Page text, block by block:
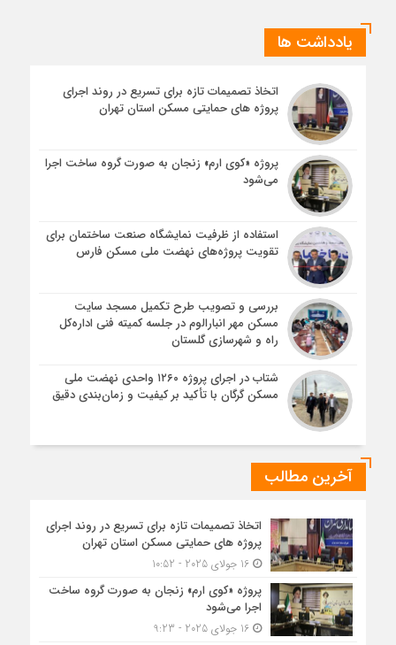
یادداشت ها
اتخاذ تصمیمات تازه برای تسریع در روند اجرای
پروژه های حمایتی مسکن استان تهران
پروژه «کوی ارم» زنجان به صورت گروه ساخت اجرا
می‌شود
استفاده از ظرفیت نمایشگاه صنعت ساختمان برای
تقویت پروژه‌های نهضت ملی مسکن فارس
بررسی و تصویب طرح تکمیل مسجد سایت
مسکن مهر انبارالوم در جلسه کمیته فنی اداره‌کل
راه و شهرسازی گلستان
شتاب در اجرای پروژه ۱۲۶۰ واحدی نهضت ملی
مسکن گرگان با تأکید بر کیفیت و زمان‌بندی دقیق
آخرین مطالب
اتخاذ تصمیمات تازه برای تسریع در روند اجرای
پروژه های حمایتی مسکن استان تهران
16 جولای 2025 - 10:52
پروژه «کوی ارم» زنجان به صورت گروه ساخت
اجرا می‌شود
16 جولای 2025 - 9:23